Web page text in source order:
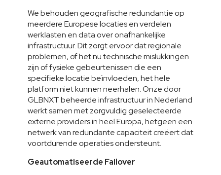
We behouden geografische redundantie op
meerdere Europese locaties en verdelen
werklasten en data over onafhankelijke
infrastructuur. Dit zorgt ervoor dat regionale
problemen, of het nu technische mislukkingen
zijn of fysieke gebeurtenissen die een
specifieke locatie beïnvloeden, het hele
platform niet kunnen neerhalen. Onze door
GLBNXT beheerde infrastructuur in Nederland
werkt samen met zorgvuldig geselecteerde
externe providers in heel Europa, hetgeen een
netwerk van redundante capaciteit creëert dat
voortdurende operaties ondersteunt.
Geautomatiseerde Failover